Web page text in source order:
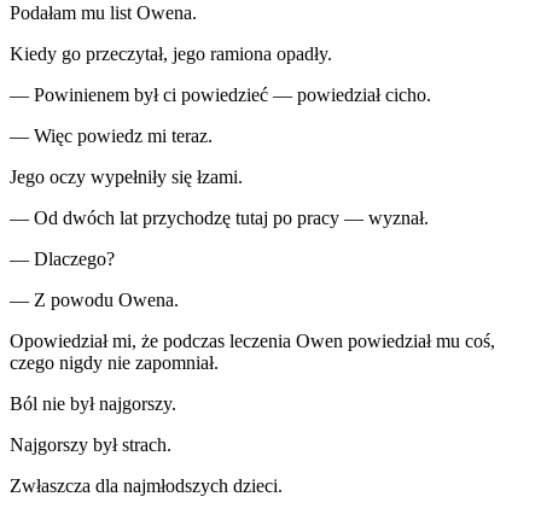
Podałam mu list Owena.
Kiedy go przeczytał, jego ramiona opadły.
— Powinienem był ci powiedzieć — powiedział cicho.
— Więc powiedz mi teraz.
Jego oczy wypełniły się łzami.
— Od dwóch lat przychodzę tutaj po pracy — wyznał.
— Dlaczego?
— Z powodu Owena.
Opowiedział mi, że podczas leczenia Owen powiedział mu coś,
czego nigdy nie zapomniał.
Ból nie był najgorszy.
Najgorszy był strach.
Zwłaszcza dla najmłodszych dzieci.